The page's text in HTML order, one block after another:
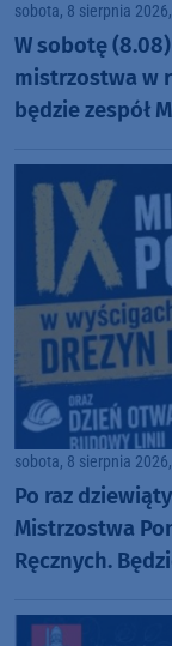
sobota, 8 sierpnia
W sobotę
mistrzostwa w
będzie zespół
sobota, 8 sierpnia
Po raz
Mistrzostwa
Ręcznych.